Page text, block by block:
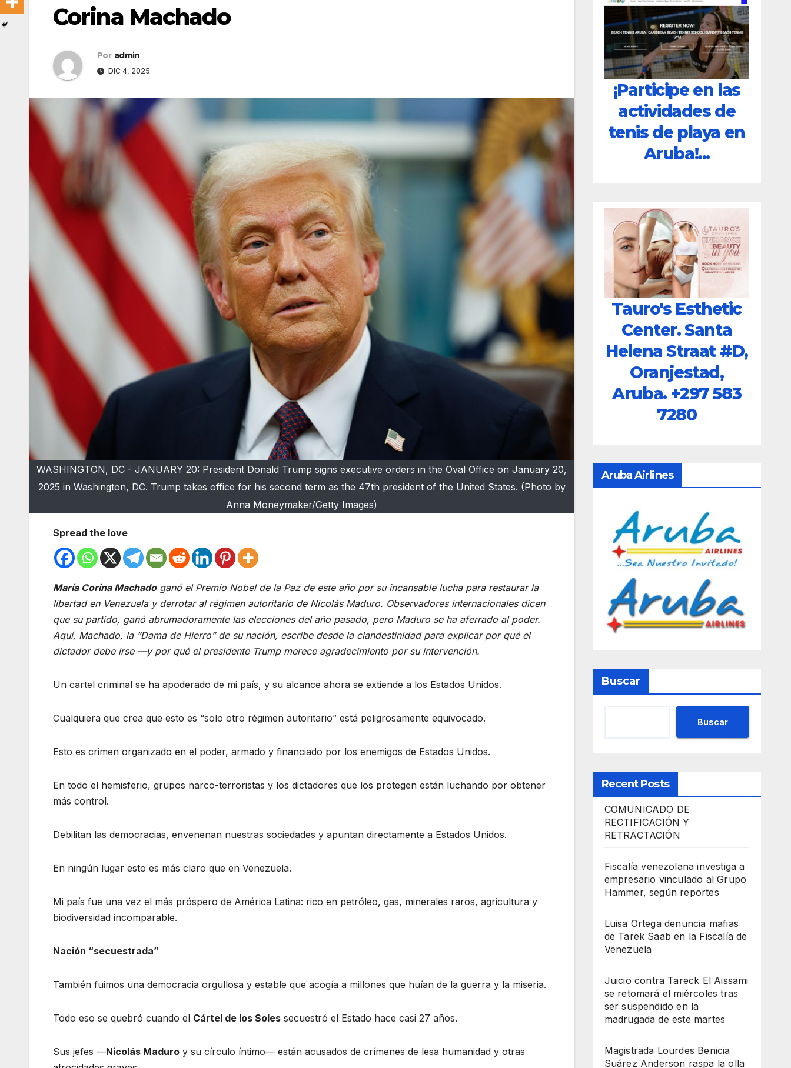
Corina Machado
Por admin
DIC 4, 2025
WASHINGTON, DC - JANUARY 20: President Donald Trump signs executive orders in the Oval Office on January 20,
2025 in Washington, DC. Trump takes office for his second term as the 47th president of the United States. (Photo by
Anna Moneymaker/Getty Images)
Spread the love
María Corina Machadoganó el Premio Nobel de la Paz de este año por su incansable lucha para restaurar la
libertad en Venezuela y derrotar al régimen autoritario de Nicolás Maduro. Observadores internacionales dicen
que su partido, ganó abrumadoramente las elecciones del año pasado, pero Maduro se ha aferrado al poder.
Aquí, Machado, la “Dama de Hierro” de su nación, escribe desde la clandestinidad para explicar por qué el
dictador debe irse —y por qué el presidente Trump merece agradecimiento por su intervención.
Un cartel criminal se ha apoderado de mi país, y su alcance ahora se extiende a los Estados Unidos.
Cualquiera que crea que esto es “solo otro régimen autoritario” está peligrosamente equivocado.
Esto es crimen organizado en el poder, armado y financiado por los enemigos de Estados Unidos.
En todo el hemisferio, grupos narco-terroristas y los dictadores que los protegen están luchando por obtener
más control.
Debilitan las democracias, envenenan nuestras sociedades y apuntan directamente a Estados Unidos.
En ningún lugar esto es más claro que en Venezuela.
Mi país fue una vez el más próspero de América Latina: rico en petróleo, gas, minerales raros, agricultura y
biodiversidad incomparable.
Nación “secuestrada”
También fuimos una democracia orgullosa y estable que acogía a millones que huían de la guerra y la miseria.
Todo eso se quebró cuando el Cártel de los Soles secuestró el Estado hace casi 27 años.
Sus jefes —Nicolás Maduro y su círculo íntimo— están acusados de crímenes de lesa humanidad y otras
¡Participe en las
actividades de
tenis de playa en
Aruba!...
Tauro's Esthetic
Center. Santa
Helena Straat #D,
Oranjestad,
Aruba. +297 583
7280
Aruba Airlines
Buscar
Buscar
Recent Posts
COMUNICADO DE
RECTIFICACIÓN Y
RETRACTACIÓN
Fiscalía venezolana investiga a
empresario vinculado al Grupo
Hammer, según reportes
Luisa Ortega denuncia mafias
de Tarek Saab en la Fiscalía de
Venezuela
Juicio contra Tareck El Aissami
se retomará el miércoles tras
ser suspendido en la
madrugada de este martes
Magistrada Lourdes Benicia
Suárez Anderson raspa la olla